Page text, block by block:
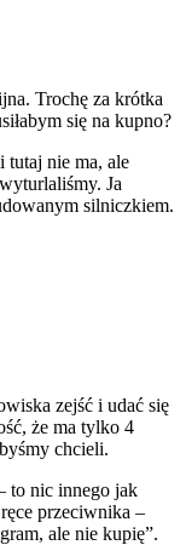
Trochę za krótka
się na kupno?
tutaj nie ma, ale
Ja
silniczkiem.
zejść i udać się
że ma tylko 4
chcieli.
to nic innego jak
przeciwnika –
ale nie kupię”.